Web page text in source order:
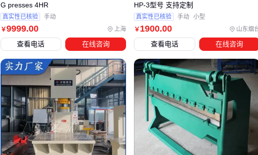
如
则直接决定加工质量和设备寿命。这些投
入看似增加初期成本，实则规避了后续更高的维修和停工损
失。
而专用压力机模具钢
通过优化合金配比和热处理工艺，耐磨
性和抗冲击性显著提升。选购时需关注钢材的硬度等级与加工
件材质匹配度，例如不锈钢零件加工需要更高红硬性的模具材
料。
安全装置的配置同样需要场景化考量：
小型作坊可选择基础型 压力机防护罩 搭配单光束 安全光栅
￥9999.00 上海
G presses 4HR
真实性已核验 手动
查看电话 在线咨询
￥1900.00 山东烟
HP-3型号 支持定制
真实性已核验 手动 小型
查看电话 在线咨询